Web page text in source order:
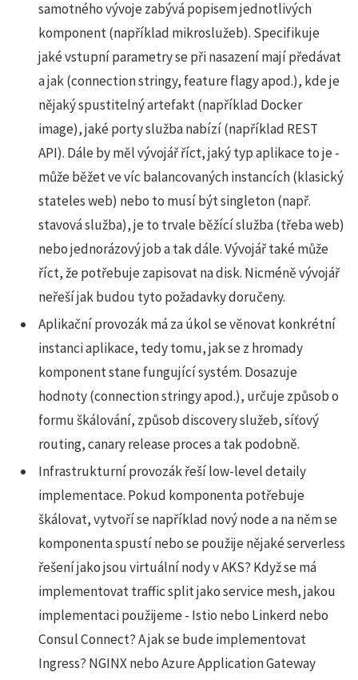
samotného vývoje zabývá popisem jednotlivých
komponent (například mikroslužeb). Specifikuje
jaké vstupní parametry se při nasazení mají předávat
a jak (connection stringy, feature flagy apod.), kde je
nějaký spustitelný artefakt (například Docker
image), jaké porty služba nabízí (například REST
API). Dále by měl vývojář říct, jaký typ aplikace to je -
může běžet ve víc balancovaných instancích (klasický
stateles web) nebo to musí být singleton (např.
stavová služba), je to trvale běžící služba (třeba web)
nebo jednorázový job a tak dále. Vývojář také může
říct, že potřebuje zapisovat na disk. Nicméně vývojář
neřeší jak budou tyto požadavky doručeny.
Aplikační provozák má za úkol se věnovat konkrétní
instanci aplikace, tedy tomu, jak se z hromady
komponent stane fungující systém. Dosazuje
hodnoty (connection stringy apod.), určuje způsob o
formu škálování, způsob discovery služeb, síťový
routing, canary release proces a tak podobně.
Infrastrukturní provozák řeší low-level detaily
implementace. Pokud komponenta potřebuje
škálovat, vytvoří se například nový node a na něm se
komponenta spustí nebo se použije nějaké serverless
řešení jako jsou virtuální nody v AKS? Když se má
implementovat traffic split jako service mesh, jakou
implementaci použijeme - Istio nebo Linkerd nebo
Consul Connect? A jak se bude implementovat
Ingress? NGINX nebo Azure Application Gateway